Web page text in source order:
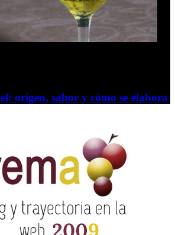
origen, sabor y cómo se elabora